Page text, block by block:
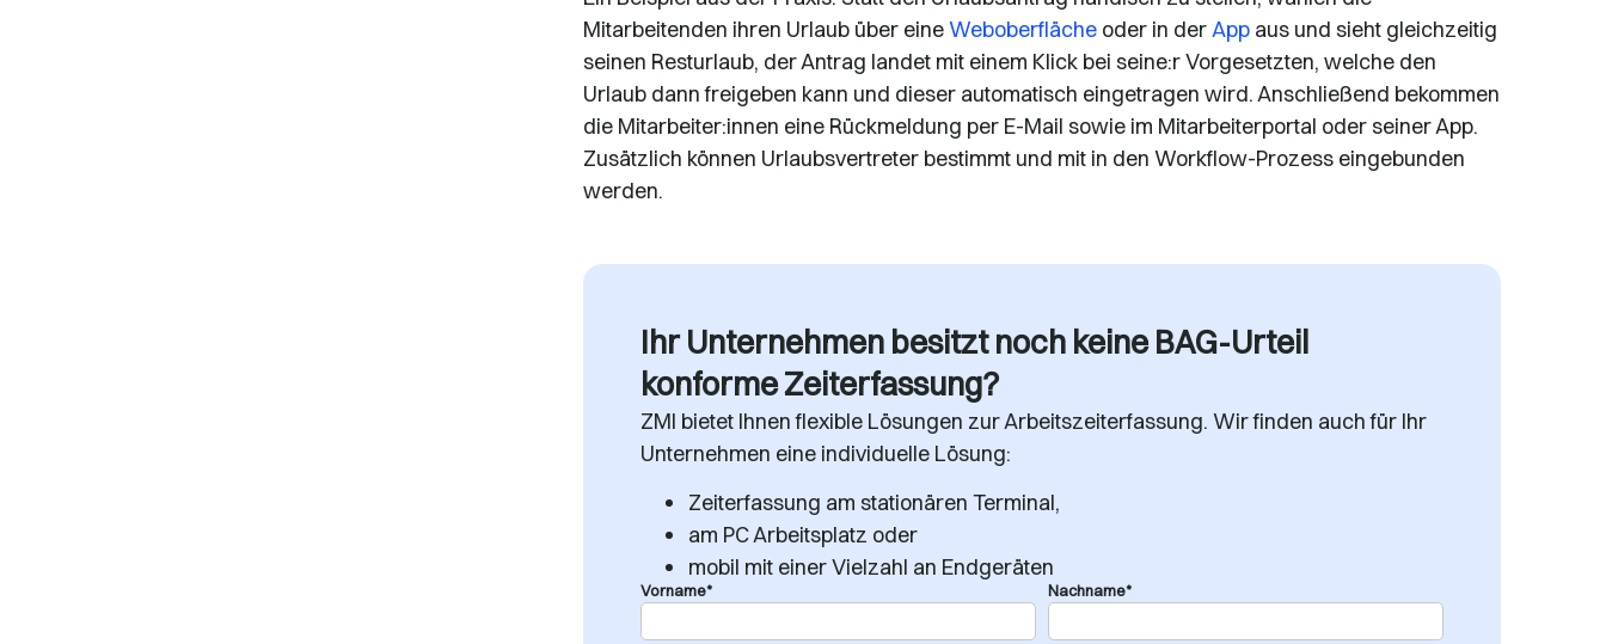
Mitarbeitenden ihren Urlaub über eineWeboberflächeoder in derAppaus und sieht gleichzeitig
seinen Resturlaub, der Antrag landet mit einem Klick bei seine:r Vorgesetzten, welche den
Urlaub dann freigeben kann und dieser automatisch eingetragen wird. Anschließend bekommen
die Mitarbeiter:innen eine Rückmeldung per E-Mail sowie im Mitarbeiterportal oder seiner App.
Zusätzlich können Urlaubsvertreter bestimmt und mit in den Workflow-Prozess eingebunden
werden.
Ihr Unternehmen besitzt noch keine BAG-Urteil
konforme Zeiterfassung?
ZMI bietet Ihnen flexible Lösungen zur Arbeitszeiterfassung. Wir finden auch für Ihr
Unternehmen eine individuelle Lösung:
Zeiterfassung am stationären Terminal,
am PC Arbeitsplatz oder
mobil mit einer Vielzahl an Endgeräten
Vorname* Nachname*